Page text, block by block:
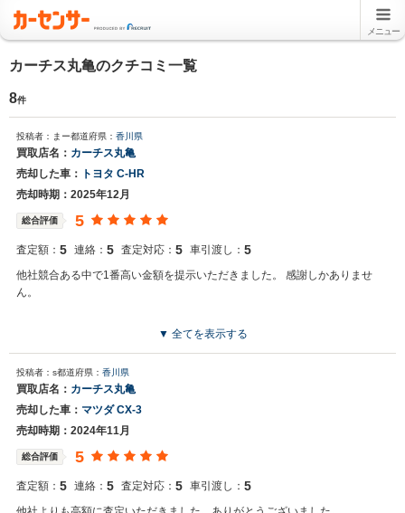
メニュー
カーチス丸亀のクチコミ一覧
8件
投稿者：まー都道府県： 香川県
買取店名： カーチス丸亀
売却した車：
トヨタ C-HR
売却時期：2025年12月
総合評価 5
査定額： 5 連絡： 5 査定対応： 5 車引渡し： 5
他社競合ある中で1番高い金額を提示いただきました。 感謝しかありませ
ん。
▼ 全てを表示する
投稿者：s都道府県： 香川県
買取店名： カーチス丸亀
売却した車： マツダ CX-3
売却時期：2024年11月
総合評価 5
査定額： 5 連絡： 5 査定対応： 5 車引渡し： 5